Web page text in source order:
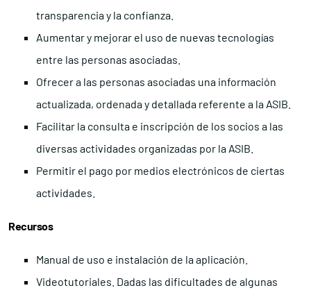
transparencia y la confianza.
Aumentar y mejorar el uso de nuevas tecnologías
entre las personas asociadas.
Ofrecer a las personas asociadas una información
actualizada, ordenada y detallada referente a la ASIB.
Facilitar la consulta e inscripción de los socios a las
diversas actividades organizadas por la ASIB.
Permitir el pago por medios electrónicos de ciertas
actividades.
Recursos
Manual de uso e instalación de la aplicación.
Videotutoriales. Dadas las dificultades de algunas